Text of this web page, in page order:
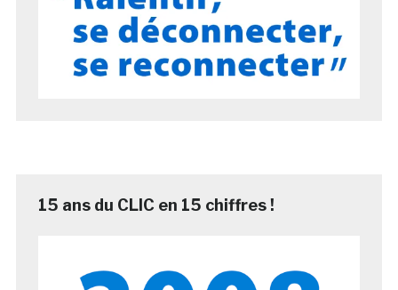
15 ans du CLIC en 15 chiffres !